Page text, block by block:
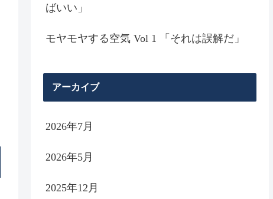
ばいい」
モヤモヤする空気 Vol 1 「それは誤解だ」
アーカイブ
2026年7月
2026年5月
2025年12月